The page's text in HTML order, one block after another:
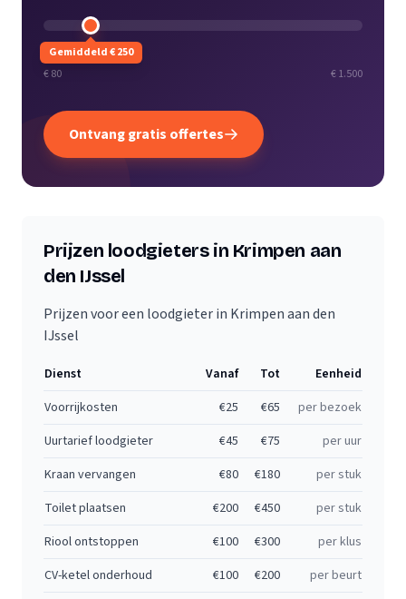
Gemiddeld € 250
€ 80
€ 1.500
Ontvang gratis offertes
Prijzen loodgieters in Krimpen aan
den IJssel
Prijzen voor een loodgieter in Krimpen aan den
IJssel
Dienst Vanaf Tot
Eenheid
Voorrijkosten
€25 €65
per bezoek
Uurtarief loodgieter
€45 €75
per uur
Kraan vervangen
€80 €180
per stuk
Toilet plaatsen
€200 €450
per stuk
Riool ontstoppen
€100 €300
per klus
CV-ketel onderhoud
€100 €200
per beurt